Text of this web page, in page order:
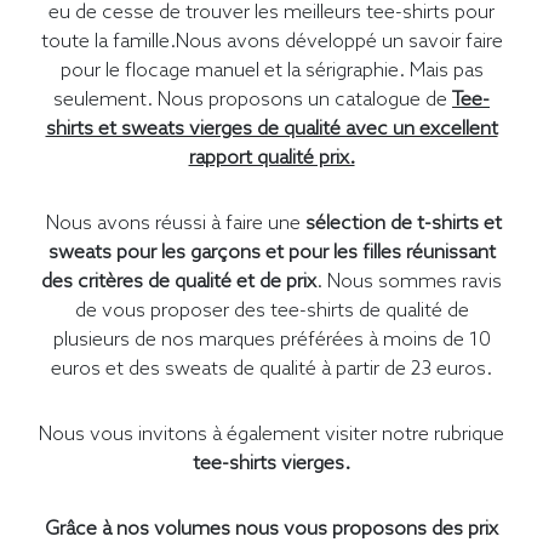
eu de cesse de trouver les meilleurs tee-shirts pour
toute la famille.Nous avons développé un savoir faire
pour le flocage manuel et la sérigraphie. Mais pas
seulement. Nous proposons un catalogue de Tee-
shirts et sweats vierges de qualité avec un excellent
rapport qualité prix.
Nous avons réussi à faire une sélection de t-shirts et
sweats pour les garçons et pour les filles réunissant
des critères de qualité et de prix. Nous sommes ravis
de vous proposer des tee-shirts de qualité de
plusieurs de nos marques préférées à moins de 10
euros et des sweats de qualité à partir de 23 euros.
Nous vous invitons à également visiter notre rubrique
tee-shirts vierges.
Grâce à nos volumes nous vous proposons des prix